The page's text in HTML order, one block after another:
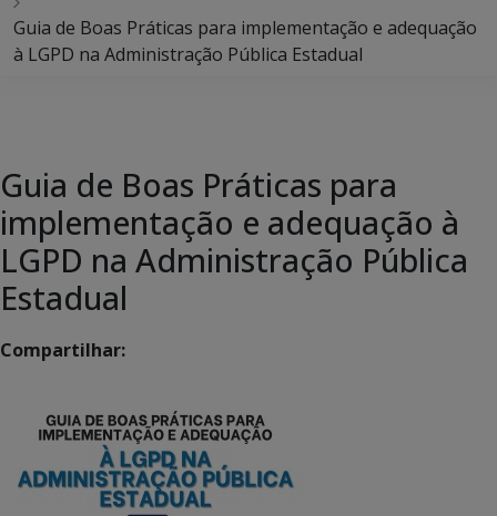
Guia de Boas Práticas para implementação e adequação
à LGPD na Administração Pública Estadual
Guia de Boas Práticas para
implementação e adequação à
LGPD na Administração Pública
Estadual
Compartilhar: